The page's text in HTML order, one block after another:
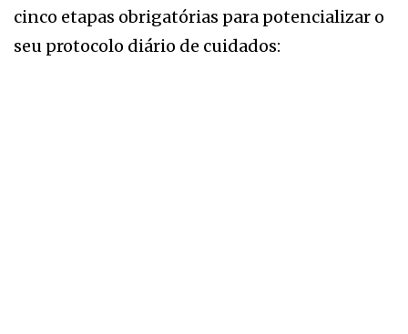
cinco etapas obrigatórias para potencializar o
seu protocolo diário de cuidados: